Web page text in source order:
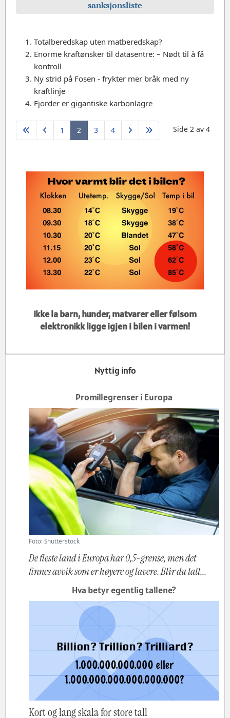
sanksjonsliste
Totalberedskap uten matberedskap?
Enorme kraftønsker til datasentre: –⁠ Nødt til å få
kontroll
Ny strid på Fosen - frykter mer bråk med ny
kraftlinje
Fjorder er gigantiske karbonlagre
Side 2 av 4
1 2 3 4
Ikke la barn, hunder, matvarer eller følsom
elektronikk ligge igjen i bilen i varmen!
Nyttig info
Promillegrenser i Europa
Foto: Shutterstock
De fleste land i Europa har 0,5-grense, men det
finnes avvik som er høyere og lavere. Blir du tatt...
Hva betyr egentlig tallene?
Kort og lang skala for store tall